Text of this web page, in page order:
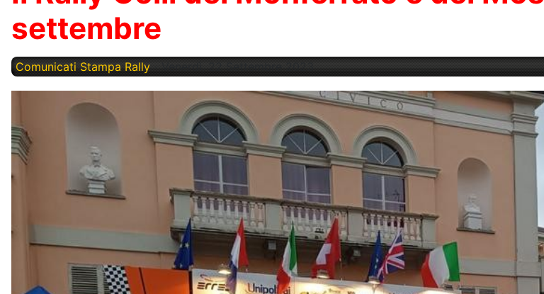
settembre
Comunicati Stampa Rally Venerdì, 22 Settembre 2023